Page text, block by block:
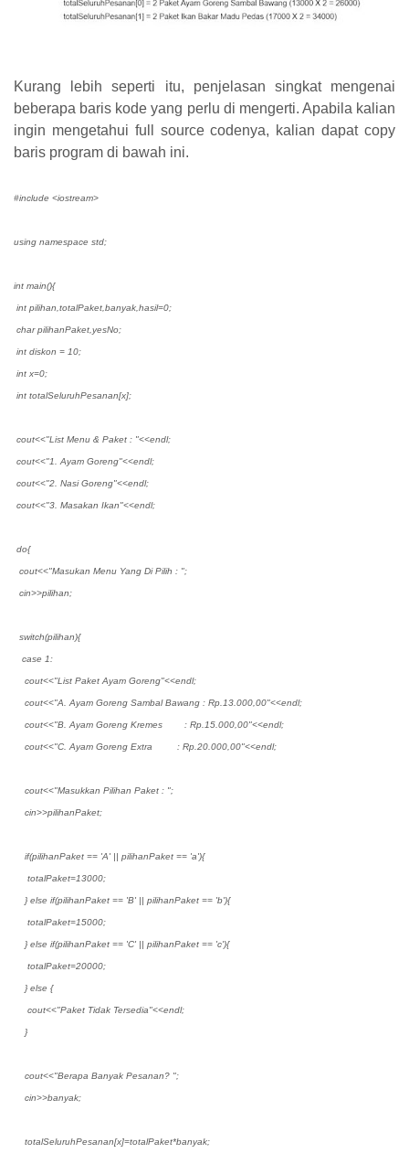
Kurang lebih seperti itu, penjelasan singkat mengenai
beberapa baris kode yang perlu di mengerti. Apabila kalian
ingin mengetahui full source codenya, kalian dapat copy
baris program di bawah ini.
#include <iostream>
using namespace std;
int main(){
int pilihan,totalPaket,banyak,hasil=0;
char pilihanPaket,yesNo;
int diskon = 10;
int x=0;
int totalSeluruhPesanan[x];
cout<<"List Menu & Paket : "<<endl;
cout<<"1. Ayam Goreng"<<endl;
cout<<"2. Nasi Goreng"<<endl;
cout<<"3. Masakan Ikan"<<endl;
do{
cout<<"Masukan Menu Yang Di Pilih : ";
cin>>pilihan;
switch(pilihan){
case 1:
cout<<"List Paket Ayam Goreng"<<endl;
cout<<"A. Ayam Goreng Sambal Bawang : Rp.13.000,00"<<endl;
cout<<"B. Ayam Goreng Kremes : Rp.15.000,00"<<endl;
cout<<"C. Ayam Goreng Extra : Rp.20.000,00"<<endl;
cout<<"Masukkan Pilihan Paket : ";
cin>>pilihanPaket;
if(pilihanPaket == 'A' || pilihanPaket == 'a'){
totalPaket=13000;
} else if(pilihanPaket == 'B' || pilihanPaket == 'b'){
totalPaket=15000;
} else if(pilihanPaket == 'C' || pilihanPaket == 'c'){
totalPaket=20000;
} else {
cout<<"Paket Tidak Tersedia"<<endl;
}
cout<<"Berapa Banyak Pesanan? ";
cin>>banyak;
totalSeluruhPesanan[x]=totalPaket*banyak;